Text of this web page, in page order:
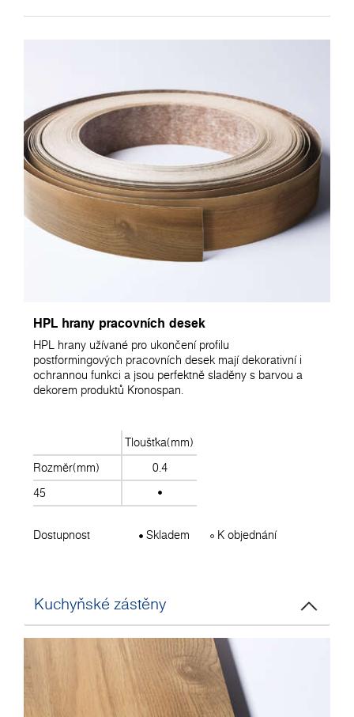
HPL hrany pracovních desek
HPL hrany užívané pro ukončení profilu
postformingových pracovních desek mají dekorativní i
ochrannou funkci a jsou perfektně sladěny s barvou a
dekorem produktů Kronospan.
Tloušťka(mm)
Rozměr(mm)
0.4
45
Dostupnost Skladem K objednání
Kuchyňské zástěny